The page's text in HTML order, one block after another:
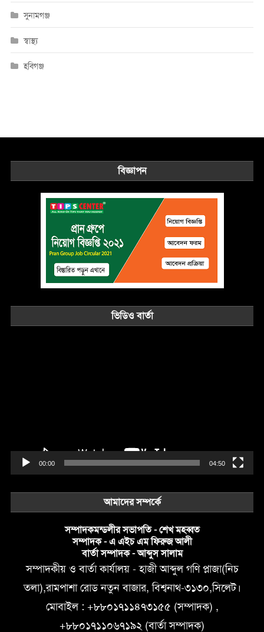
সুনামগঞ্জ
স্বাস্থ্য
হবিগঞ্জ
বিজ্ঞাপন
ভিডিও বার্তা
00:00 04:50
আমাদের সম্পর্কে
সম্পাদকমন্ডলীর সভাপতি - শেখ মহব্বত
সম্পাদক - এ এইচ এম ফিরুজ আলী
বার্তা সম্পাদক - আব্দুস সালাম
সম্পাদকীয় ও বার্তা কার্যালয় - হাজী আব্দুল গণি প্লাজা(নিচ
তলা),রামপাশা রোড নতুন বাজার, বিশ্বনাথ-৩১৩০,সিলেট।
মোবাইল : +৮৮০১৭১১৪৭৩১৫৫ (সম্পাদক) ,
+৮৮০১৭১১০৬৭১৯২ (বার্তা সম্পাদক)